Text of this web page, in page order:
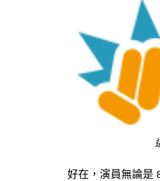
好在，演員無論是